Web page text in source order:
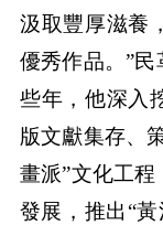
汲取豐厚滋養
優秀作品。”
些年，他深入
版文獻集存、
畫派”文化工
發展，推出“